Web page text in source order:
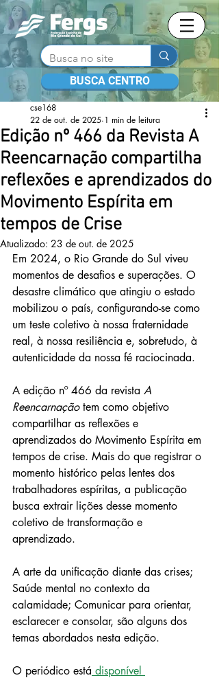
BUSCA CENTRO
Edição nº 466 da Revista A
Reencarnação compartilha
reflexões e aprendizados do
Movimento Espírita em
tempos de Crise
cse168
22 de out. de 2025 1 min de leitura
Atualizado: 23 de out. de 2025
Em 2024, o Rio Grande do Sul viveu
momentos de desafios e superações. O
desastre climático que atingiu o estado
mobilizou o país, configurando-se como
um teste coletivo à nossa fraternidade
real, à nossa resiliência e, sobretudo, à
autenticidade da nossa fé raciocinada.
A edição nº 466 da revista A
Reencarnação tem como objetivo
compartilhar as reflexões e
aprendizados do Movimento Espírita em
tempos de crise. Mais do que registrar o
momento histórico pelas lentes dos
trabalhadores espíritas, a publicação
busca extrair lições desse momento
coletivo de transformação e
aprendizado.
A arte da unificação diante das crises;
Saúde mental no contexto da
calamidade; Comunicar para orientar,
esclarecer e consolar, são alguns dos
temas abordados nesta edição.
O periódico está disponível